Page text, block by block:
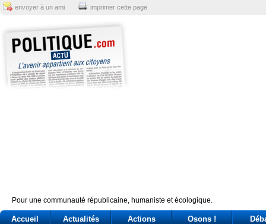
envoyer à un ami imprimer cette page
Pour une communauté républicaine, humaniste et écologique.
Accueil Actualités Actions Osons !